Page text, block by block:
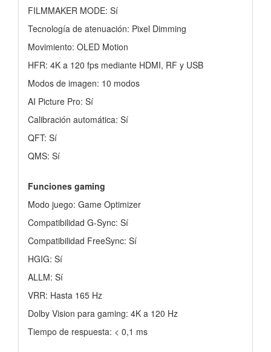
FILMMAKER MODE: Sí
Tecnología de atenuación: Pixel Dimming
Movimiento: OLED Motion
HFR: 4K a 120 fps mediante HDMI, RF y USB
Modos de imagen: 10 modos
AI Picture Pro: Sí
Calibración automática: Sí
QFT: Sí
QMS: Sí
Funciones gaming
Modo juego: Game Optimizer
Compatibilidad G-Sync: Sí
Compatibilidad FreeSync: Sí
HGIG: Sí
ALLM: Sí
VRR: Hasta 165 Hz
Dolby Vision para gaming: 4K a 120 Hz
Tiempo de respuesta: < 0,1 ms